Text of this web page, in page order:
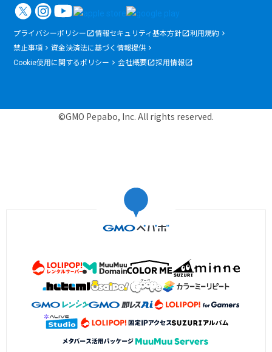
プライバシーポリシー 情報セキュリティ基本方針
利用規約
禁止事項
資金決済法に基づく情報提供
Cookie使用に関するポリシー
会社概要 採用情報
©GMO Pepabo, Inc. All rights reserved.